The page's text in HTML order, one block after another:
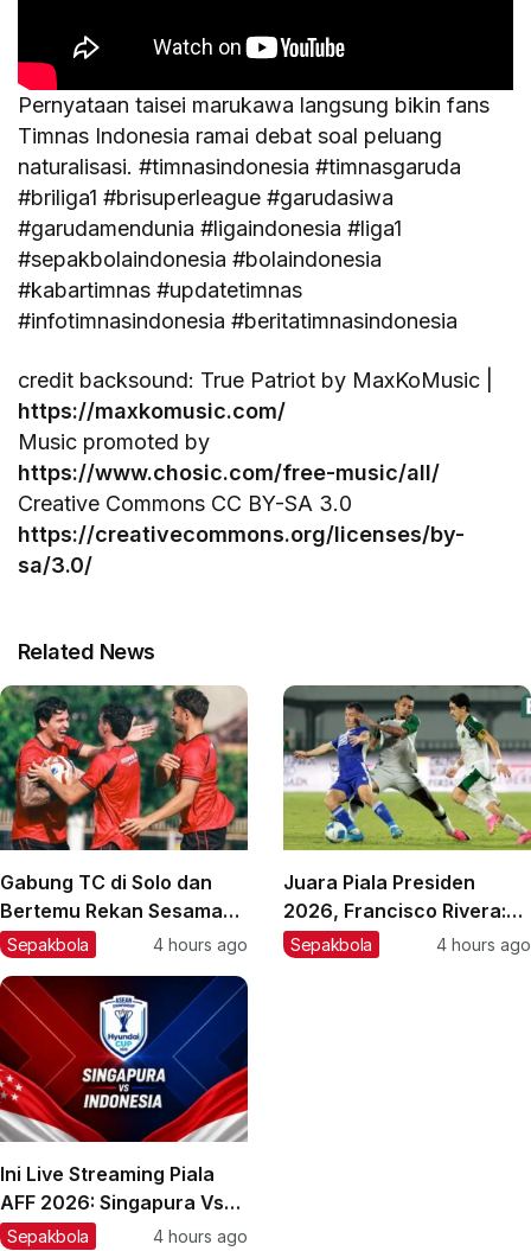
Pernyataan taisei marukawa langsung bikin fans
Timnas Indonesia ramai debat soal peluang
naturalisasi. #timnasindonesia #timnasgaruda
#briliga1 #brisuperleague #garudasiwa
#garudamendunia #ligaindonesia #liga1
#sepakbolaindonesia #bolaindonesia
#kabartimnas #updatetimnas
#infotimnasindonesia #beritatimnasindonesia
credit backsound: True Patriot by MaxKoMusic |
https://maxkomusic.com/
Music promoted by
https://www.chosic.com/free-music/all/
Creative Commons CC BY-SA 3.0
https://creativecommons.org/licenses/by-
sa/3.0/
Related News
Gabung TC di Solo dan
Bertemu Rekan Sesama
Spanyol, Sergio Castel
Persik
Sepakbola 4 hours ago
Juara Piala Presiden
2026, Francisco Rivera:
Kini Persebaya Lebih
Sepakbola 4 hours ago
Ini Live Streaming Piala
AFF 2026: Singapura Vs
Timnas Indonesia
Sepakbola 4 hours ago